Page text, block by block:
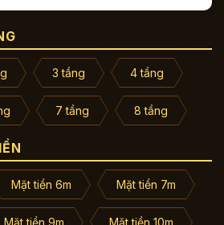
3 tầng 4 tầng
7 tầng 8 tầng
Mặt tiền 6m Mặt tiền 7m
Mặt tiền 9m Mặt tiền 10m